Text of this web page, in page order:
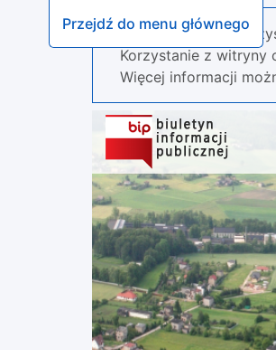
Przejdź do menu głównego
Nasza strona
Korzystanie z witryny
Więcej informacji